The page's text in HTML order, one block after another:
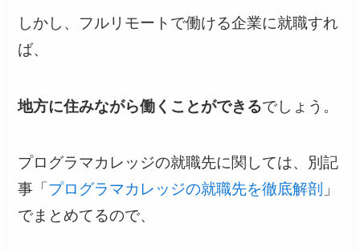
しかし、フルリモートで働ける企業に就職すれ
ば、
地方に住みながら働くことができるでしょう。
プログラマカレッジの就職先に関しては、別記
事「 プログラマカレッジの就職先を徹底解剖 」
でまとめてるので、